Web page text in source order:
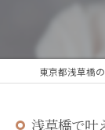
浅草橋で叶